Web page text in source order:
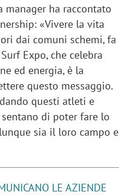
manager ha raccontato
«Vivere la vita
dai comuni schemi, fa
Expo, che celebra
ed energia, è la
questo messaggio.
questi atleti e
di poter fare lo
sia il loro campo e
LE AZIENDE